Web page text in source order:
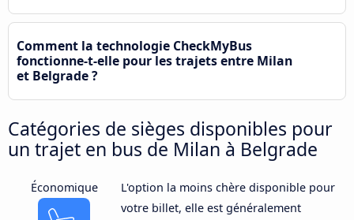
Comment la technologie CheckMyBus
fonctionne-t-elle pour les trajets entre Milan
et Belgrade ?
Catégories de sièges disponibles pour
un trajet en bus de Milan à Belgrade
Économique
L'option la moins chère disponible pour
votre billet, elle est généralement